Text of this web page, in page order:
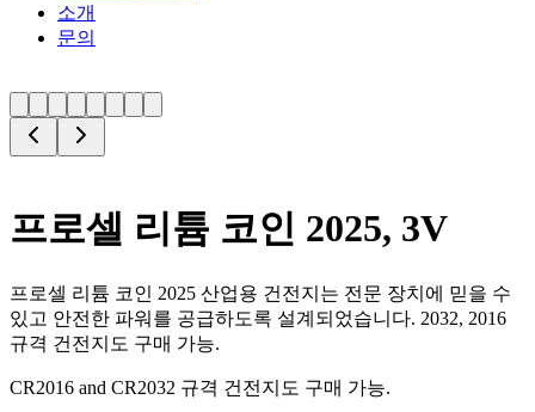
소개
문의
프로셀 리튬 코인 2025, 3V
프로셀 리튬 코인 2025 산업용 건전지는 전문 장치에 믿을 수
있고 안전한 파워를 공급하도록 설계되었습니다. 2032, 2016
규격 건전지도 구매 가능.
CR2016 and CR2032 규격 건전지도 구매 가능.